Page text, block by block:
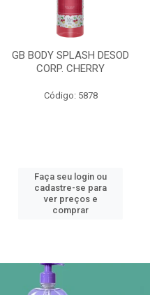
GB BODY SPLASH DESOD
CORP. CHERRY
Código: 5878
Faça seu login ou
cadastre-se para
ver preços e
comprar